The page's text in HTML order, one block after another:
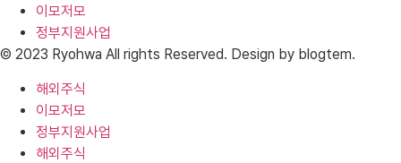
이모저모
정부지원사업
© 2023 Ryohwa All rights Reserved. Design by blogtem.
해외주식
이모저모
정부지원사업
해외주식